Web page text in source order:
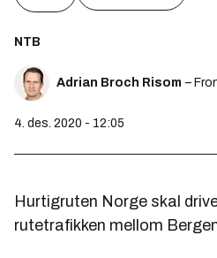
NTB
Adrian Broch Risom –
4. des. 2020 - 12:05
Hurtigruten Norge skal
rutetrafikken mellom